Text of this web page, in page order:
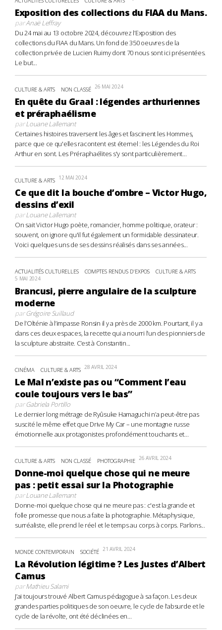
Exposition des collections du FIAA du Mans.
parAnaë Leffray
Du 24 mai au 13 octobre 2024, découvrez l’Exposition des
collections du FIAA du Mans. Un fond de 350 oeuvres de la
collection privée de Lucien Ruimy dont 70 nous sont ici présentées.
Le but...
CULTURE & ARTS NON CLASSÉ 26 MAI 2024
En quête du Graal : légendes arthuriennes
et préraphaélisme
parLouane Lallemant
Certaines histoires traversent les âges et fascinent les Hommes,
parce que ce qu'elles racontent est éternel : les Légendes du Roi
Arthur en sont. Les Préraphaélites s'y sont particulièrement...
CULTURE & ARTS 12 MAI 2024
Ce que dit la bouche d’ombre – Victor Hugo,
dessins d’exil
parLouane Lallemant
On sait Victor Hugo poète, romancier, homme politique, orateur :
souvent, on ignore qu'il fut également un formidable dessinateur.
Voici quelques uns de ses dessins réalisés dans ses années...
ACTUALITÉS CULTURELLES COMPTES RENDUS D'EXPOS CULTURE & ARTS
5 MAI 2024
Brancusi, pierre angulaire de la sculpture
moderne
parGrégoire Suillaud
De l’Olténie à l’impasse Ronsin il y a près de 2000 km. Pourtant, il y a
dans ces deux espaces, la recette qui a nourri l’un des pionniers de
la sculpture abstraite. C’est à Constantin...
CINÉMA CULTURE & ARTS 28 AVRIL 2024
Le Mal n’existe pas ou “Comment l’eau
coule toujours vers le bas”
parGabriela Portillo
Le dernier long métrage de Ryûsuke Hamaguchi n’a peut-être pas
suscité le même effet que Drive My Car – une montagne russe
émotionnelle aux protagonistes profondément touchants et...
CULTURE & ARTS NON CLASSÉ PHOTOGRAPHIE 26 AVRIL 2024
Donne-moi quelque chose qui ne meure
pas : petit essai sur la Photographie
parLouane Lallemant
Donne-moi quelque chose qui ne meure pas : c'est la grande et
folle promesse que nous a faite la photographie. Métaphysique,
surréaliste, elle prend le réel et le temps au corps à corps. Parlons...
MONDE CONTEMPORAIN SOCIÉTÉ 21 AVRIL 2024
La Révolution légitime ? Les Justes d’Albert
Camus
parMathieu Salami
J’ai toujours trouvé Albert Camus pédagogue à sa façon. Les deux
grandes parties politiques de son oeuvre, le cycle de l’absurde et le
cycle de la révolte, ont été déclinées en...